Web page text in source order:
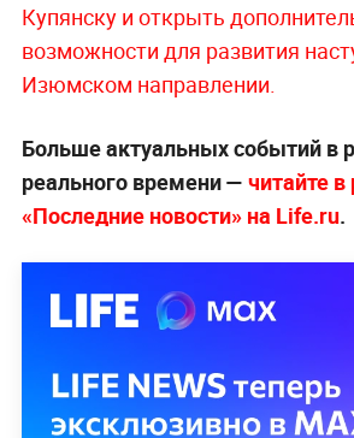
Купянску и открыть
возможности для развития
Изюмском направлении.
Больше актуальных событий в
реального времени — читайте в
«Последние новости» на Life.ru.